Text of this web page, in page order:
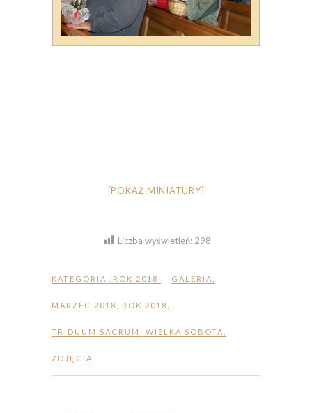
[POKAŻ MINIATURY]
Liczba wyświetleń: 298
KATEGORIA : ROK 2018 GALERIA
MARZEC 2018 ROK 2018
TRIDUUM SACRUM WIELKA SOBOTA
ZDJĘCIA